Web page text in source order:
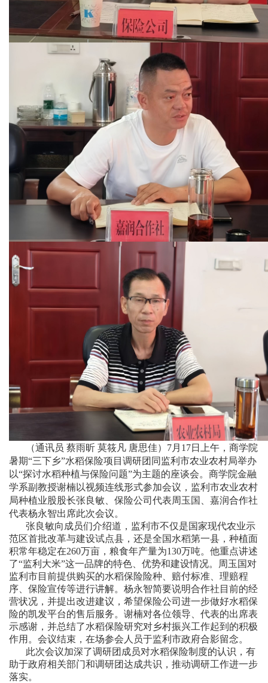
（通讯员 蔡雨昕 莫筱凡 唐思佳）7月17日上午，商学院
暑期“三下乡”水稻保险项目调研团同监利市农业农村局举办
以“探讨水稻种植与保险问题”为主题的座谈会。商学院金融
学系副教授谢楠以视频连线形式参加会议，监利市农业农村
局种植业股股长张良敏、保险公司代表周玉国、嘉润合作社
代表杨永智出席此次会议。
张良敏向成员们介绍道，监利市不仅是国家现代农业示
范区首批改革与建设试点县，还是全国水稻第一县，种植面
积常年稳定在260万亩，粮食年产量为130万吨。他重点讲述
了“监利大米”这一品牌的特色、优势和建设情况。周玉国对
监利市目前提供购买的水稻保险险种、赔付标准、理赔程
序、保险宣传等进行讲解。杨永智简要说明合作社目前的经
营状况，并提出改进建议，希望保险公司进一步做好水稻保
险的凯发平台的售后服务。谢楠对各位领导、代表的出席表
示感谢，并总结了水稻保险研究对乡村振兴工作起到的积极
作用。会议结束，在场参会人员于监利市政府合影留念。
此次会议加深了调研团成员对水稻保险制度的认识，有
助于政府相关部门和调研团达成共识，推动调研工作进一步
落实。